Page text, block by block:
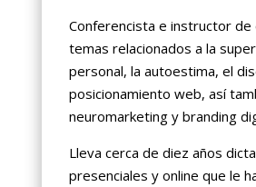
Conferencista e instructor de
temas relacionados a la
personal, la autoestima, el
posicionamiento web, así
neuromarketing y branding
Lleva cerca de diez años
presenciales y online que le